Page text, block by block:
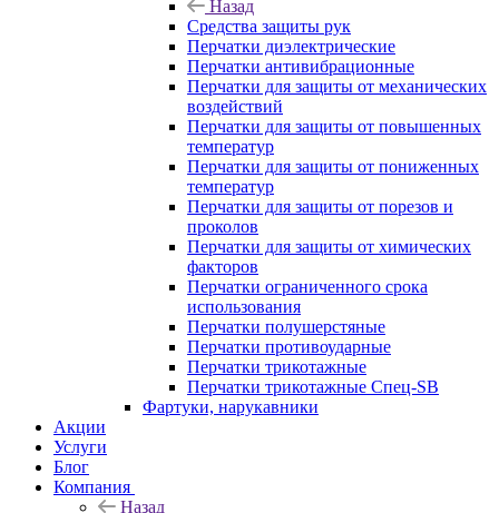
Назад
Средства защиты рук
Перчатки диэлектрические
Перчатки антивибрационные
Перчатки для защиты от механических
воздействий
Перчатки для защиты от повышенных
температур
Перчатки для защиты от пониженных
температур
Перчатки для защиты от порезов и
проколов
Перчатки для защиты от химических
факторов
Перчатки ограниченного срока
использования
Перчатки полушерстяные
Перчатки противоударные
Перчатки трикотажные
Перчатки трикотажные Спец-SB
Фартуки, нарукавники
Акции
Услуги
Блог
Компания
Назад